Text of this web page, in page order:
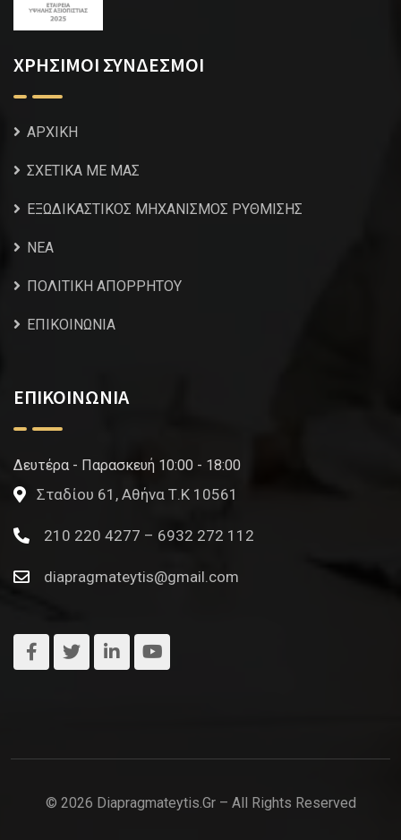
ΧΡΗΣΙΜΟΙ ΣΥΝΔΕΣΜΟΙ
ΑΡΧΙΚΗ
ΣΧΕΤΙΚΑ ΜΕ ΜΑΣ
ΕΞΩΔΙΚΑΣΤΙΚΟΣ ΜΗΧΑΝΙΣΜΟΣ ΡΥΘΜΙΣΗΣ
NEA
ΠΟΛΙΤΙΚΗ ΑΠΟΡΡΗΤΟΥ
ΕΠΙΚΟΙΝΩΝΙΑ
ΕΠΙΚΟΙΝΩΝΙΑ
Δευτέρα - Παρασκευή 10:00 - 18:00
Σταδίου 61, Αθήνα Τ.Κ 10561
210 220 4277 – 6932 272 112
diapragmateytis@gmail.com
© 2026 Diapragmateytis.gr – All Rights Reserved